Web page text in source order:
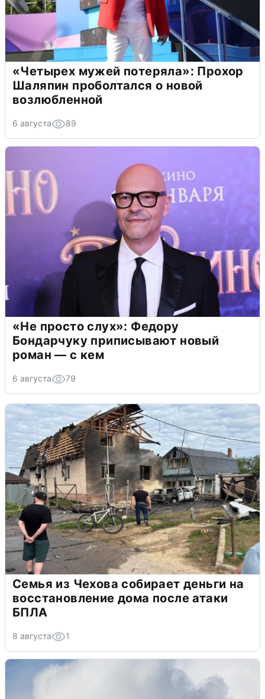
«Четырех мужей потеряла»: Прохор
Шаляпин проболтался о новой
возлюбленной
6 августа 89
«Не просто слух»: Федору
Бондарчуку приписывают новый
роман — с кем
6 августа 79
Семья из Чехова собирает деньги на
восстановление дома после атаки
БПЛА
8 августа 1